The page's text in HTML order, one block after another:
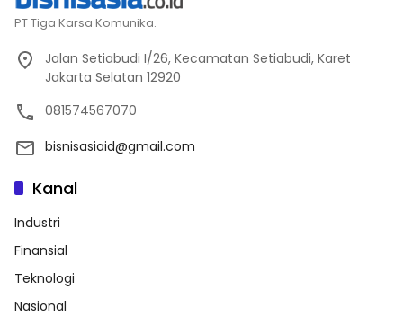
PT Tiga Karsa Komunika.
Jalan Setiabudi I/26, Kecamatan Setiabudi, Karet
Jakarta Selatan 12920
081574567070
bisnisasiaid@gmail.com
Kanal
Industri
Finansial
Teknologi
Nasional